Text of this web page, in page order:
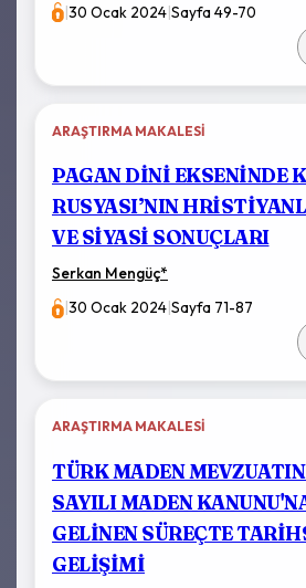
|30 Ocak 2024|Sayfa 49-70
ARAŞTIRMA MAKALESI
PAGAN DİNİ EKSENİNDE
RUSYASI’NIN
VE SİYASİ SONUÇLARI
Serkan Mengüç*
|30 Ocak 2024 |Sayfa 71-87
ARAŞTIRMA MAKALESI
TÜRK MADEN
SAYILI MADEN
GELİNEN SÜREÇTE
GELİŞİMİ